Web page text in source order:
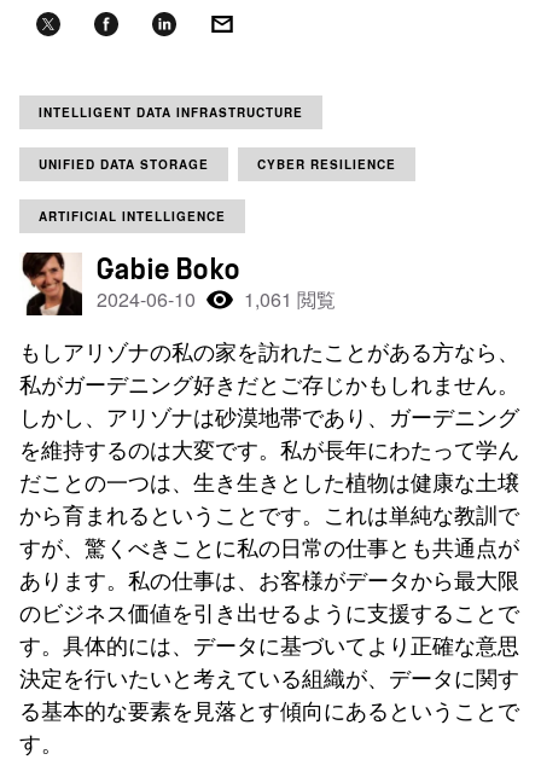
INTELLIGENT DATA INFRASTRUCTURE
UNIFIED DATA STORAGE CYBER RESILIENCE
ARTIFICIAL INTELLIGENCE
Gabie Boko
2024-06-10 1,061 閲覧
もしアリゾナの私の家を訪れたことがある方なら、
私がガーデニング好きだとご存じかもしれません。
しかし、アリゾナは砂漠地帯であり、ガーデニング
を維持するのは大変です。私が長年にわたって学ん
だことの一つは、生き生きとした植物は健康な土壌
から育まれるということです。これは単純な教訓で
すが、驚くべきことに私の日常の仕事とも共通点が
あります。私の仕事は、お客様がデータから最大限
のビジネス価値を引き出せるように支援することで
す。具体的には、データに基づいてより正確な意思
決定を行いたいと考えている組織が、データに関す
る基本的な要素を見落とす傾向にあるということで
す。